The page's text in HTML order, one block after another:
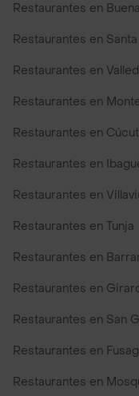
Restaurantes en
Restaurantes en
Restaurantes en
Restaurantes en
Restaurantes en
Restaurantes en
Restaurantes en
Restaurantes en Tunja
Restaurantes en
Restaurantes en
Restaurantes en San
Restaurantes en
Restaurantes en